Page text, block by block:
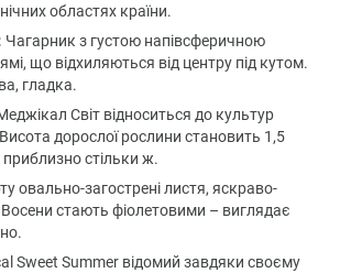
областях країни.
Чагарник з густою напівсферичною
що відхиляються від центру під кутом.
гладка.
Світ відноситься до культур
дорослої рослини становить 1,5
стільки ж.
овально-загострені листя, яскраво-
стають фіолетовими – виглядає
Sweet Summer відомий завдяки своєму